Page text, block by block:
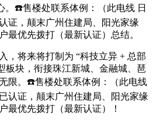
。☎️售楼处联系体例：（此电线 日
证，颠末广州住建局、阳光家缘
最优先拨打（最新认证）总结。
将来将打制为 “科技立异 + 总部
板块，衔接珠江新城、金融城、琶
限。☎️售楼处联系体例：（此电线
认证，颠末广州住建局、阳光家缘
最优先拨打（最新认证）！